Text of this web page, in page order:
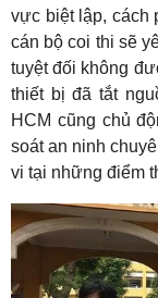
vực biệt lập, cách
cán bộ coi thi sẽ
tuyệt đối không
thiết bị đã tắt
HCM cũng chủ
soát an ninh
vi tại những điểm